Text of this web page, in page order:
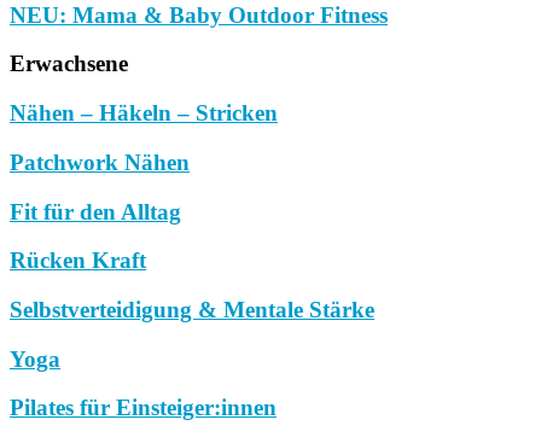
NEU: Mama & Baby Outdoor Fitness
Erwachsene
Nähen – Häkeln – Stricken
Patchwork Nähen
Fit für den Alltag
Rücken Kraft
Selbstverteidigung & Mentale Stärke
Yoga
Pilates für Einsteiger:innen